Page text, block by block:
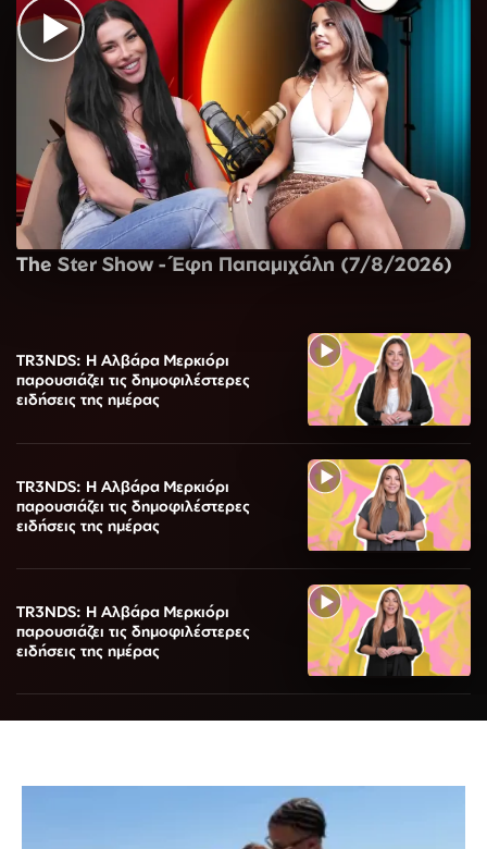
The Ster Show - Έφη Παπαμιχάλη (7/8/2026)
TR3NDS: Η Αλβάρα Μερκιόρι
παρουσιάζει τις δημοφιλέστερες
ειδήσεις της ημέρας
TR3NDS: Η Αλβάρα Μερκιόρι
παρουσιάζει τις δημοφιλέστερες
ειδήσεις της ημέρας
TR3NDS: Η Αλβάρα Μερκιόρι
παρουσιάζει τις δημοφιλέστερες
ειδήσεις της ημέρας